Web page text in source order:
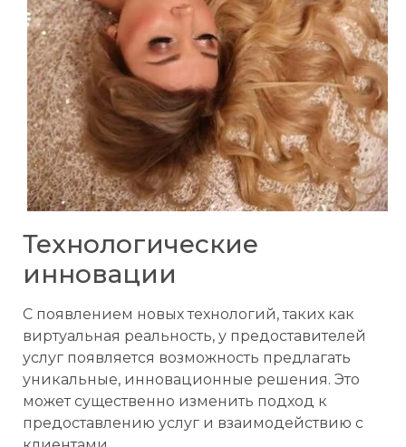
Технологические
инновации
С появлением новых технологий, таких как
виртуальная реальность, у предоставителей
услуг появляется возможность предлагать
уникальные, инновационные решения. Это
может существенно изменить подход к
предоставлению услуг и взаимодействию с